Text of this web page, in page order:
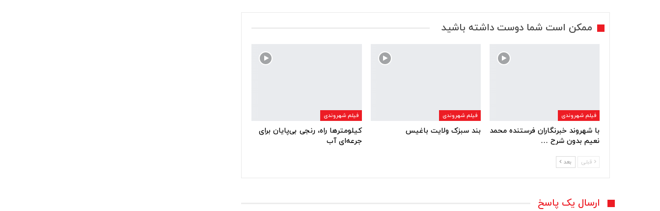
ممکن است شما دوست داشته باشید
فیلم شهروندی
با شهروند خبرنگاران فرستنده محمد
نعیم بدون شرح …
فیلم شهروندی
بند سبزک ولایت باغیس
فیلم شهروندی
کیلومترها راه، رنجی بی‌پایان برای
جرعه‌ای آب
قبلی بعد
ارسال یک پاسخ